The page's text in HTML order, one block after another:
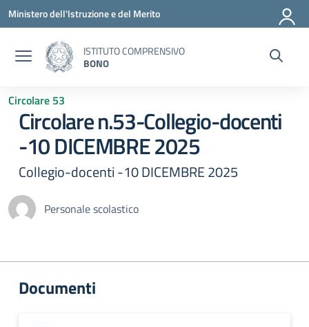
Vai ai contenuti
Vai al menu di navigazione
Vai al footer
Ministero dell'Istruzione e del Merito
ISTITUTO COMPRENSIVO
BONO
Circolare 53
Circolare n.53-Collegio-docenti
-10 DICEMBRE 2025
Collegio-docenti -10 DICEMBRE 2025
Personale scolastico
Documenti